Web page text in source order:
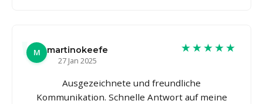
M
martinokeefe
27 Jan 2025
★★★★★
Ausgezeichnete und freundliche
Kommunikation. Schnelle Antwort auf meine